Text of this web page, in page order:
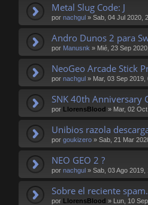
Metal Slug Code: J
por nachgul » Sab, 04 Jul 2020,
Andro Dunos 2 para
por Manusnk » Mié, 23 Sep
NeoGeo Arcade Stick
por nachgul » Mar, 03 Sep 2019,
SNK 40th Anniversary
por LlorensBlood » Mar, 02
Unibios razola
por goukizero » Sab, 21 Mar
NEO GEO 2 ?
por nachgul » Sab, 03 Ago 2019,
Sobre el reciente
por LlorensBlood » Lun, 10